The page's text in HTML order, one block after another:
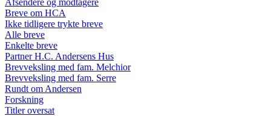
Breve om HCA
Ikke tidligere trykte breve
Alle breve
Enkelte breve
Partner H.C. Andersens Hus
Brevveksling med fam. Melchior
Brevveksling med fam. Serre
Rundt om Andersen
Forskning
Titler oversat